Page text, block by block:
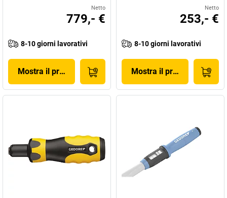
Netto
779,- €
8-10 giorni lavorativi
Mostra il prodotto
Netto
253,- €
8-10 giorni lavorativi
Mostra il prodotto